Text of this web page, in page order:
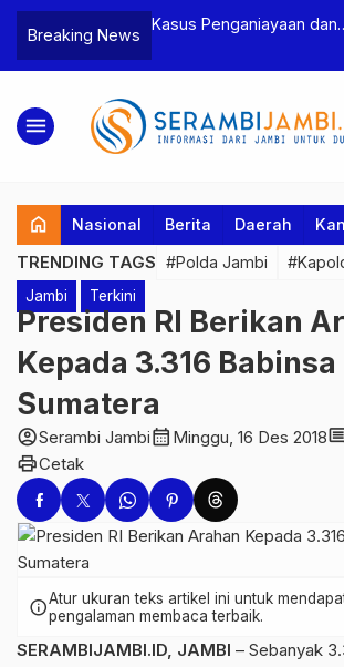
Breaking News
Ketua BPD, Polres
Tetapkan Dua Tersangka
Polres Tebo
Dua Pelaku
menu
home Nasional Berita Daerah
TRENDING TAGS #Polda Jambi
Jambi Terkini
Presiden RI Berikan
Kepada 3.316 Babinsa
Sumatera
account_circleSerambi Jambicalendar_month Minggu, 16 Des 2018
printCetak
infoAtur ukuran teks artikel ini untuk
pengalaman membaca terbaik.
SERAMBIJAMBI.ID, JAMBI – Sebanyak